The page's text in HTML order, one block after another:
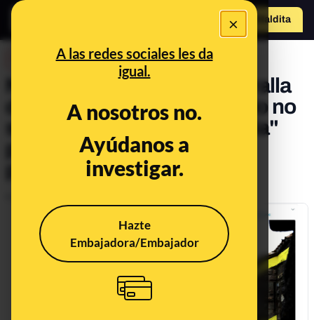
×
A las redes sociales les da
igual.
A nosotros no.
Ayúdanos a
investigar.
Hazte
Embajadora/Embajador
Hazte Maldita
No, las imágenes de la muralla
de Carcassonne de amarillo no
son de una "acción solidaria"
por los políticos catalanes